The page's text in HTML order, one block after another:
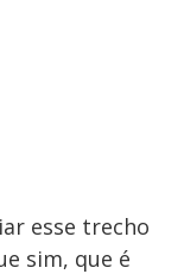
esse trecho
sim, que é